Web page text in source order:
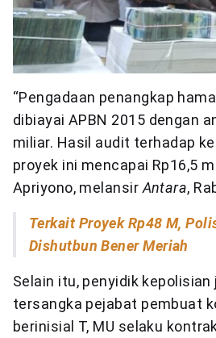
“Pengadaan penangkap
dibiayai APBN 2015 dengan
miliar. Hasil audit terhadap
proyek ini mencapai Rp16,5
Apriyono, melansir Antara,
Terkait Proyek Rp48 M,
Dishutbun Bener Meriah
Selain itu, penyidik
tersangka pejabat pembuat
berinisial T, MU selaku